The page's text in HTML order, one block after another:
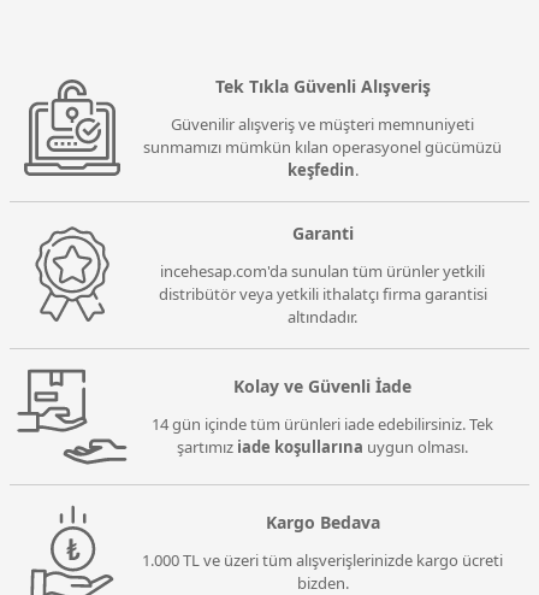
Tek Tıkla Güvenli Alışveriş
Güvenilir alışveriş ve müşteri memnuniyeti
sunmamızı mümkün kılan operasyonel gücümüzü
keşfedin.
Garanti
incehesap.com'da sunulan tüm ürünler yetkili
distribütör veya yetkili ithalatçı firma garantisi
altındadır.
Kolay ve Güvenli İade
14 gün içinde tüm ürünleri iade edebilirsiniz. Tek
şartımız iade koşullarına uygun olması.
Kargo Bedava
1.000 TL ve üzeri tüm alışverişlerinizde kargo ücreti
bizden.